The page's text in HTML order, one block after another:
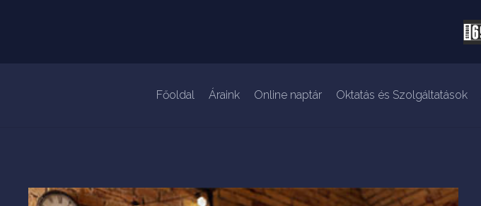
Főoldal Áraink Online naptár Oktatás és Szolgáltatások